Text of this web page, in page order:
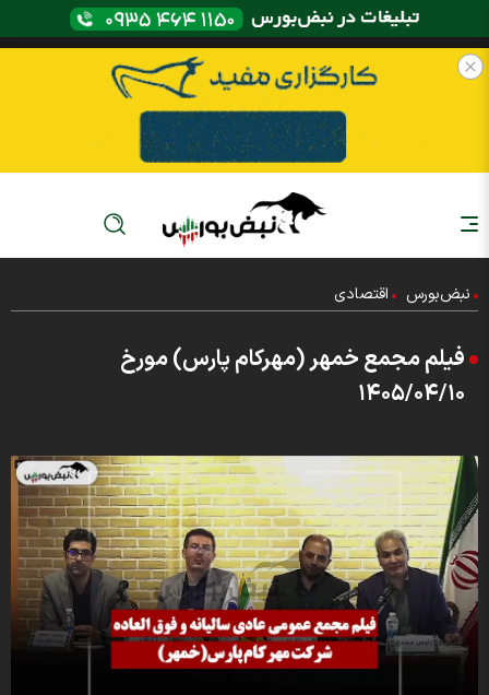
نبض‌بورس اقتصادی
فیلم مجمع خمهر (مهرکام پارس) مورخ
۱۴۰۵/۰۴/۱۰